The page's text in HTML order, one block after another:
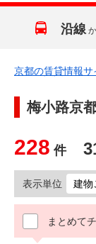
沿線
京都の賃貸情報
梅小路京
228 件
表示単位
まとめて